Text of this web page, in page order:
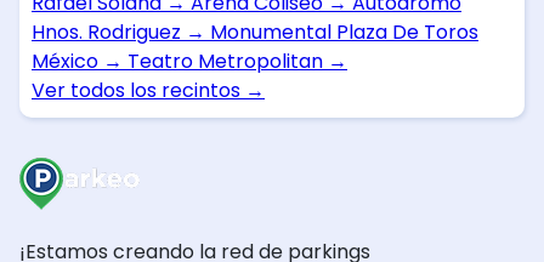
Hnos. Rodriguez → Monumental Plaza De Toros
México → Teatro Metropolitan →
Ver todos los recintos →
¡Estamos creando la red de parkings